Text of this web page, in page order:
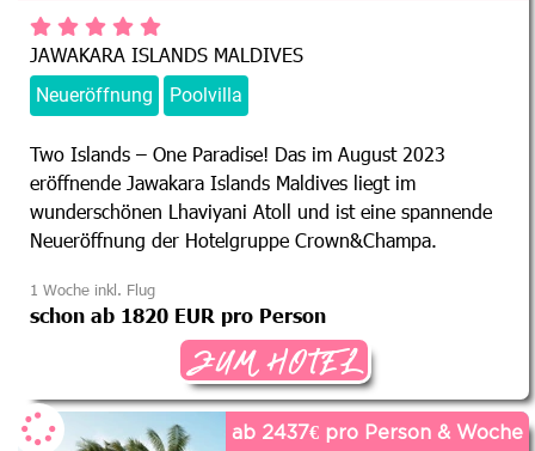
JAWAKARA ISLANDS MALDIVES
Neueröffnung
Poolvilla
Two Islands – One Paradise! Das im August 2023
eröffnende Jawakara Islands Maldives liegt im
wunderschönen Lhaviyani Atoll und ist eine spannende
Neueröffnung der Hotelgruppe Crown&Champa.
1 Woche inkl. Flug
schon ab 1820 EUR pro Person
ZUM HOTEL
ab 2437€ pro Person & Woche